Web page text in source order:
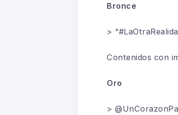
Bronce
>
Contenidos con
Oro
>